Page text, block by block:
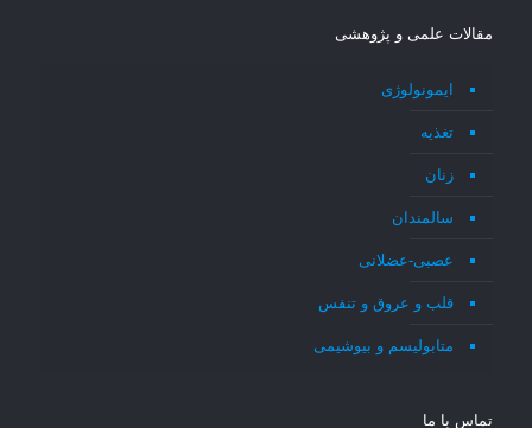
مقالات علمی و پژوهشی
ایمونولوژی
تغذیه
زنان
سالمندان
عصبی-عضلانی
قلب و عروق و تنفس
متابولیسم و بیوشیمی
تماس با ما